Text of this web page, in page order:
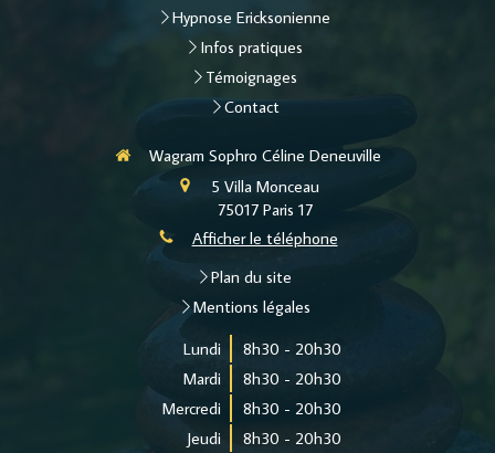
Hypnose Ericksonienne
Infos pratiques
Témoignages
Contact
Wagram Sophro Céline Deneuville
5 Villa Monceau
75017 Paris 17
Afficher le téléphone
Plan du site
Mentions légales
Lundi
8h30 - 20h30
Mardi
8h30 - 20h30
Mercredi
8h30 - 20h30
Jeudi
8h30 - 20h30